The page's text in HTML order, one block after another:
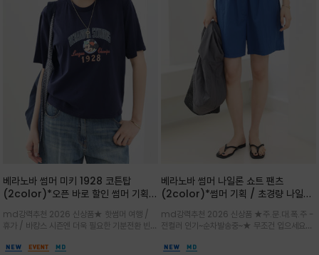
베라노바 썸머 미키 1928 코튼탑
(2color)*오픈 바로 할인 썸머 기획
★ 한정수량 제작 ★ 오가닉 코튼으로
빈티지 프린트로 여름 하의와 모두 잘어
울리는 그래픽
md강력추천 2026 신상품★ 핫썸머 여행 /
휴가 / 바캉스 시즌엔 더욱 필요한 기분전환 빈티
키 컬러 위에 빈티지한 크랙 효과의 레트로 감성
베라노바 썸머 나일론 쇼트 팬츠
(2color)*썸머 기획 / 초경량 나일론
가벼운 아이템 / 여행 / 일상 / 운동 모
두 가능한 아이템
md강력추천 2026 신상품 ★주.문.대.폭.주 -
전컬러 인기~순차발송중~★ 무조건 입으세요~~
입니다^^가볍고 드라이한 터치감의 나일론 소